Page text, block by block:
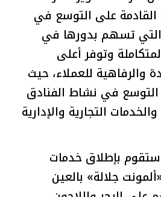
على التوسع في
التي تسهم بدورها في
وتوفر أعلى
للعملاء، حيث
في نشاط الفنادق
التجارية والإدارية
بإطلاق خدمات
جلالة» بالعين